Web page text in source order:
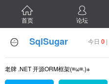
首页 论坛
SqlSugar 今日 0
老牌 .NET 开源ORM框架(≡ω≡.)※